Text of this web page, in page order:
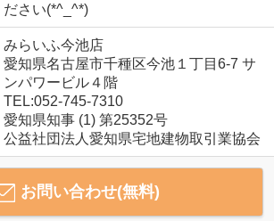
ださい(*^_^*)
みらいふ今池店
愛知県名古屋市千種区今池１丁目6-7 サ
ンパワービル４階
TEL:052-745-7310
愛知県知事 (1) 第25352号
公益社団法人愛知県宅地建物取引業協会
お問い合わせ(無料)